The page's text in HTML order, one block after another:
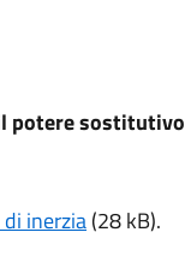
potere sostitutivo
inerzia(28 kB).